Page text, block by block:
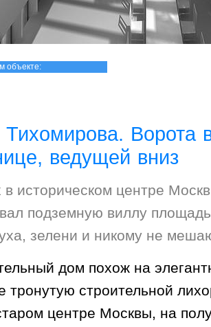
объекте:
Тихомирова. Ворота
ведущей вниз
в историческом центре
подземную виллу
зелени и никому не
дом похож на
тронутую строительной
центре Москвы, на